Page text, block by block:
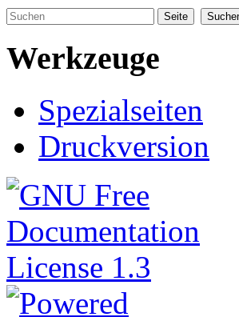
Werkzeuge
Spezialseiten
Druckversion